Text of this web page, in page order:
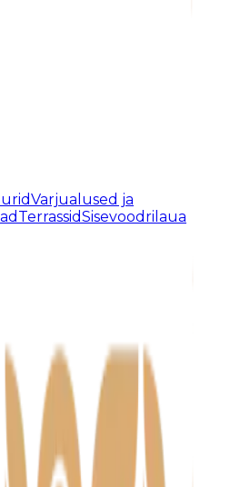
Varjualused ja
TerrassidSisevoodrilaua
olemas või see on